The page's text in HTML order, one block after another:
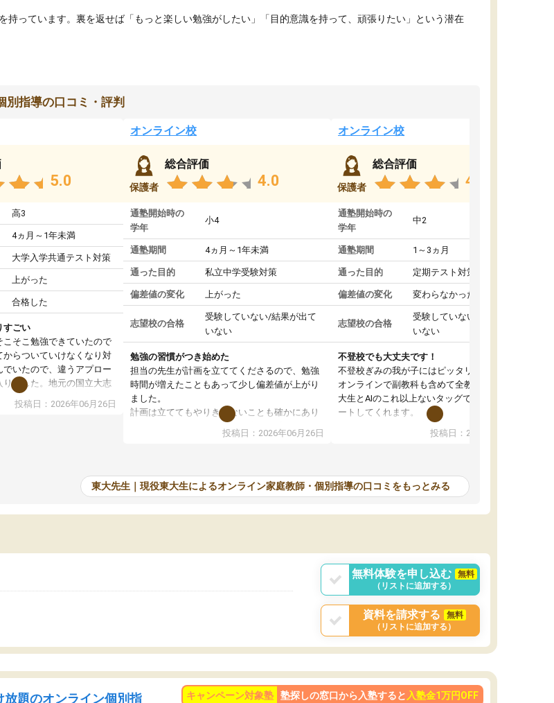
っています。裏を返せば「もっと楽しい勉強がしたい」「目的意識を持って、頑張りたい」という潜在
別指導の口コミ・評判
5.0
高3
4ヵ月～1年未満
大学入学共通テスト対策
上がった
合格した
すごい
こそこ勉強できていたので
からついていけなくなり対
いたので、違うアプロー
りました。地元の国立大志
D判定でしたので心配して
り東大生は受験勉強に詳し
投稿日：2026年06月26日
オンライン校
保護者
総合評価
4.0
通塾開始時の
学年
小4
通塾期間 4ヵ月～1年未満
通った目的 私立中学受験対策
偏差値の変化 上がった
志望校の合格
受験していない/結果が出て
いない
勉強の習慣がつき始めた
担当の先生が計画を立ててくださるので、勉強
時間が増えたこともあって少し偏差値が上がり
ました。
計画は立ててもやりきれないことも確かにあり
ますが、サボってしまう日は徐々に減ってき
て、成績が上がったことで本人もやる気になっ
投稿日：2026年06月26日
オンライン校
保護者
総合評価
4.4
通塾開始時の
学年
中2
通塾期間 1～3ヵ月
通った目的 定期テスト対策
偏差値の変化 変わらなかった
志望校の合格
受験していない/結果が出て
いない
不登校でも大丈夫です！
不登校ぎみの我が子にはピッタリの塾です。
オンラインで副教科も含めて全教科対応で、東
大生とAIのこれ以上ないタッグで、学習をサポ
ートしてくれます。
また、オンラインの自習室もまだ使えていませ
んが毎日利用でき（東大生が常駐していま
れるので、ちょっと教わるぐらいじゃ全然時間
が足りない！ みたいな方にピッタリです。
投稿日：2026年06月18日
東大先生｜現役東大生によるオンライン家庭教師・個別指導の口コミをもっとみる
無料体験を申し込む
無料
（リストに追加する）
資料を請求する
無料
（リストに追加する）
キャンペーン対象塾 塾探しの窓口から入塾すると 入塾金1万円OFF
題のオンライン個別指